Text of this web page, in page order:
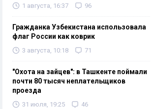
1 августа, 16:37 96
Гражданка Узбекистана использовала
флаг России как коврик
3 августа, 10:18 71
"Охота на зайцев": в Ташкенте поймали
почти 80 тысяч неплательщиков
проезда
31 июля, 19:25 46